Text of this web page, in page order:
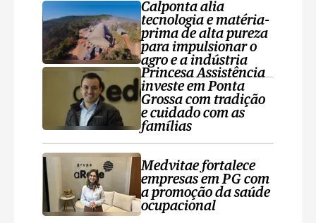
Calponta alia
tecnologia e matéria-
prima de alta pureza
para impulsionar o
agro e a indústria
Princesa Assistência
investe em Ponta
Grossa com tradição
e cuidado com as
famílias
Medvitae fortalece
empresas em PG com
a promoção da saúde
ocupacional